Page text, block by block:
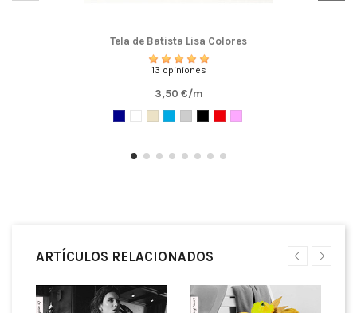
Tela de Batista Lisa Colores
13 opiniones
3,50 €/m
ARTÍCULOS RELACIONADOS